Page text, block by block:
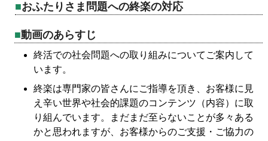
おふたりさま問題への終楽の対応
動画のあらすじ
終活での社会問題への取り組みについてご案内して
います。
終楽は専門家の皆さんにご指導を頂き、お客様に見
え辛い世界や社会的課題のコンテンツ（内容）に取
り組んでいます。まだまだ至らないことが多々ある
かと思われますが、お客様からのご支援・ご協力の